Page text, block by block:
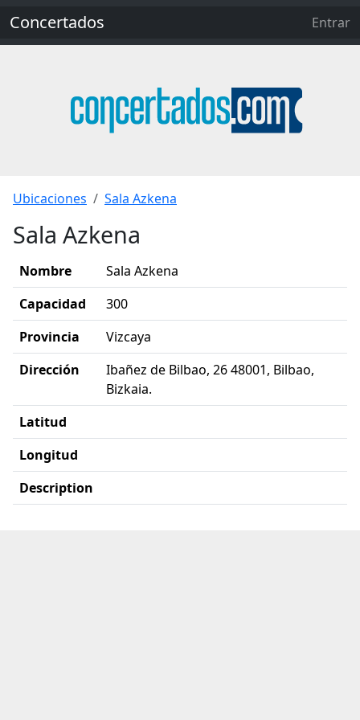
Concertados Entrar
Ubicaciones Sala Azkena
Sala Azkena
Nombre
Sala Azkena
Capacidad
300
Provincia
Vizcaya
Dirección
Ibañez de Bilbao, 26 48001, Bilbao,
Bizkaia.
Latitud
Longitud
Description